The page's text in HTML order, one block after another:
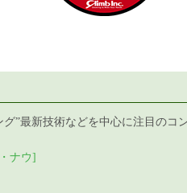
”最新技術などを中心に注目のコ
ナウ]